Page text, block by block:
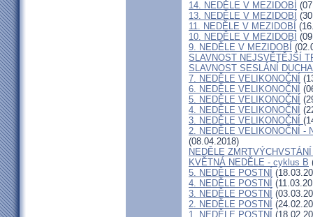
14. NEDĚLE V MEZIDOBÍ
13. NEDĚLE V MEZIDOBÍ
11. NEDĚLE V MEZIDOBÍ
10. NEDĚLE V MEZIDOBÍ
9. NEDĚLE V MEZIDOBÍ
SLAVNOST NEJSVĚTĚJŠÍ
SLAVNOST SESLÁNÍ
7. NEDĚLE VELIKONOČNÍ
6. NEDĚLE VELIKONOČNÍ
5. NEDĚLE VELIKONOČNÍ
4. NEDĚLE VELIKONOČNÍ
3. NEDĚLE VELIKONOČNÍ
2. NEDĚLE VELIKONOČNÍ -
(08.04.2018)
NEDĚLE
KVĚTNÁ NEDĚLE - cyklus B
5. NEDĚLE POSTNÍ
4. NEDĚLE POSTNÍ
3. NEDĚLE POSTNÍ
2. NEDĚLE POSTNÍ
1. NEDĚLE POSTNÍ